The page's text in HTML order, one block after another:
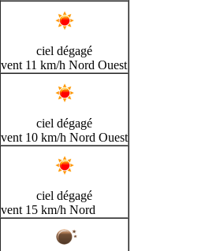
ciel dégagé
vent 11 km/h Nord Ouest
ciel dégagé
vent 10 km/h Nord Ouest
ciel dégagé
vent 15 km/h Nord